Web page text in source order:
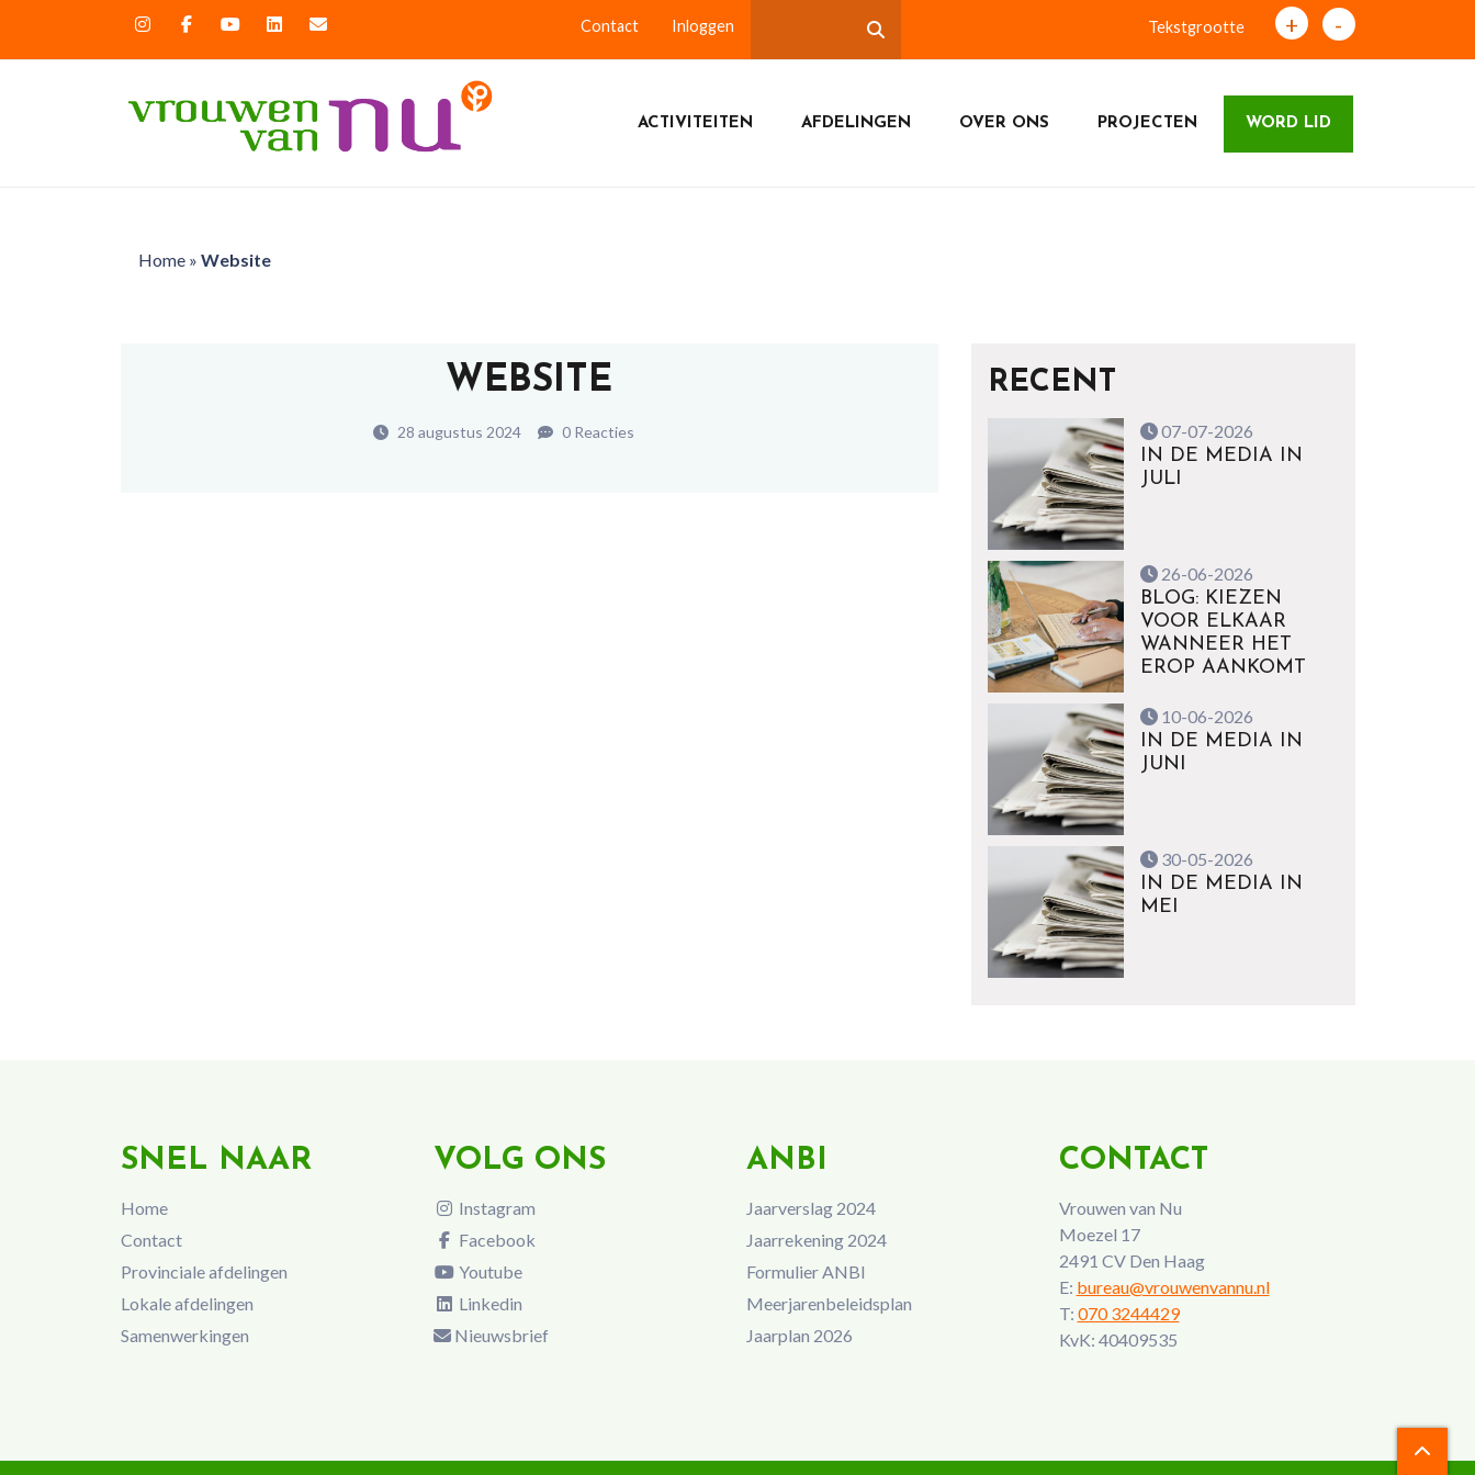
Contact Inloggen Tekstgrootte + -
ACTIVITEITEN AFDELINGEN OVER ONS PROJECTEN WORD LID
Home» Website
WEBSITE
28 augustus 2024 0 Reacties
RECENT
07-07-2026
IN DE MEDIA IN
JULI
26-06-2026
BLOG: KIEZEN
VOOR ELKAAR
WANNEER HET
EROP AANKOMT
10-06-2026
IN DE MEDIA IN
JUNI
30-05-2026
IN DE MEDIA IN
MEI
SNEL NAAR
Home
Contact
Provinciale afdelingen
Lokale afdelingen
Samenwerkingen
VOLG ONS
Instagram
Facebook
Youtube
Linkedin
Nieuwsbrief
ANBI
Jaarverslag 2024
Jaarrekening 2024
Formulier ANBI
Meerjarenbeleidsplan
Jaarplan 2026
CONTACT
Vrouwen van Nu
Moezel 17
2491 CV Den Haag
E: bureau@vrouwenvannu.nl
T: 070 3244429
KvK: 40409535